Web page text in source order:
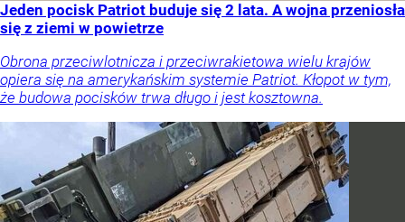
Jeden pocisk Patriot buduje się 2 lata. A wojna przeniosła
się z ziemi w powietrze
Obrona przeciwlotnicza i przeciwrakietowa wielu krajów
opiera się na amerykańskim systemie Patriot. Kłopot w tym,
że budowa pocisków trwa długo i jest kosztowna.